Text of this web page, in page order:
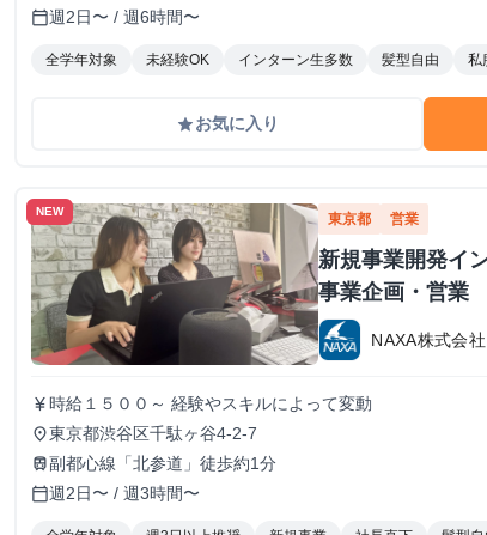
calendar_today週2日〜 / 週6時間〜
全学年対象 未経験OK インターン生多数 髪型自由 私
gradeお気に入り
NEW 東京都 営業
新規事業開発イ
事業企画・営業
NAXA株式会社
currency_yen時給１５００～ 経験やスキルによって変動
place東京都渋谷区千駄ヶ谷4-2-7
train副都心線「北参道」徒歩約1分
calendar_today週2日〜 / 週3時間〜